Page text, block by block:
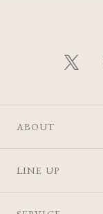
ABOUT
LINE UP